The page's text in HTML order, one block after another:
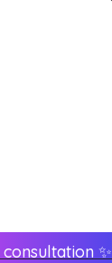
✨